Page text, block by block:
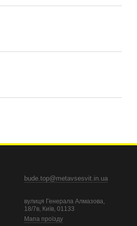
bude.top@metavsesvit.in.ua
вулиця Генерала Алмазова,
18/7в, Київ, 01133
Мапа проїзду